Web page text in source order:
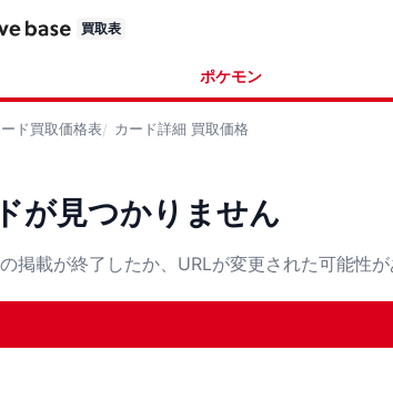
買取表
ポケモン
ド買取価格表 カード詳細 買取価格
が見つかりません
掲載が終了したか、URLが変更された可能性が